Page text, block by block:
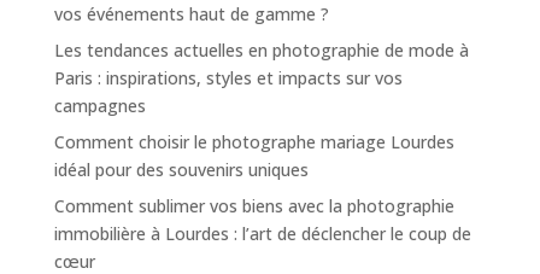
vos événements haut de gamme ?
Les tendances actuelles en photographie de mode à
Paris : inspirations, styles et impacts sur vos
campagnes
Comment choisir le photographe mariage Lourdes
idéal pour des souvenirs uniques
Comment sublimer vos biens avec la photographie
immobilière à Lourdes : l’art de déclencher le coup de
cœur